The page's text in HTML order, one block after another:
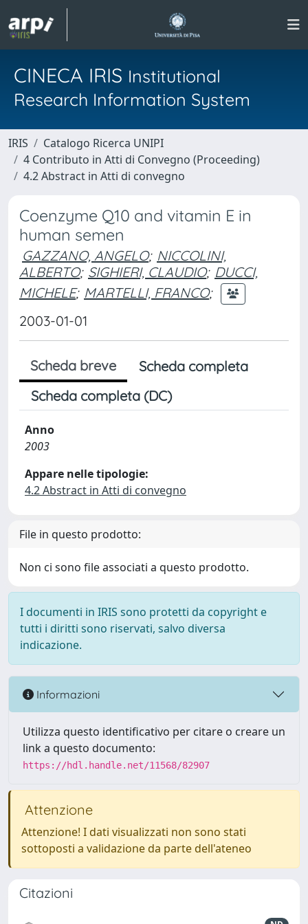
CINECA IRIS Institutional
Research Information System
IRIS
Catalogo Ricerca UNIPI
4 Contributo in Atti di Convegno (Proceeding)
4.2 Abstract in Atti di convegno
Coenzyme Q10 and vitamin E in
human semen
GAZZANO, ANGELO; NICCOLINI,
ALBERTO; SIGHIERI, CLAUDIO; DUCCI,
MICHELE; MARTELLI, FRANCO;
2003-01-01
Scheda breve
Scheda completa
Scheda completa (DC)
Anno
2003
Appare nelle tipologie:
4.2 Abstract in Atti di convegno
File in questo prodotto:
Non ci sono file associati a questo prodotto.
I documenti in IRIS sono protetti da copyright e
tutti i diritti sono riservati, salvo diversa
indicazione.
Informazioni
Utilizza questo identificativo per citare o creare un
link a questo documento:
https://hdl.handle.net/11568/82907
Attenzione
Attenzione! I dati visualizzati non sono stati
sottoposti a validazione da parte dell'ateneo
Citazioni